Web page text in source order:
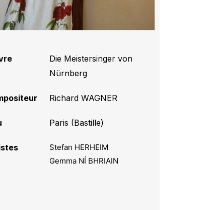
Die Meistersinger von
Nürnberg
Richard WAGNER
Paris (Bastille)
Stefan HERHEIM
Gemma NÍ BHRIAIN